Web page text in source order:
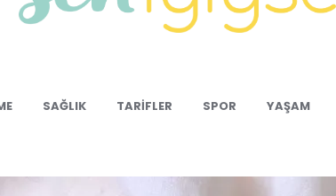
SAĞLIK TARIFLER SPOR YAŞAM